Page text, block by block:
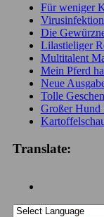
Für weniger
Die
Lilastieliger
Multitalent
Mein Pferd
Neue
Tolle
Großer Hund
Translate: